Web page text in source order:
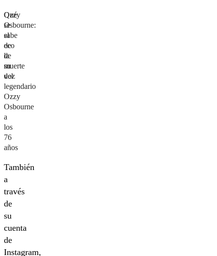
Ozzy
Osbourne:
el
eco
de
su
voz
Qué
se
sabe
de
la
muerte
del
legendario
Ozzy
Osbourne
a
los
76
años
También
a
través
de
su
cuenta
de
Instagram,